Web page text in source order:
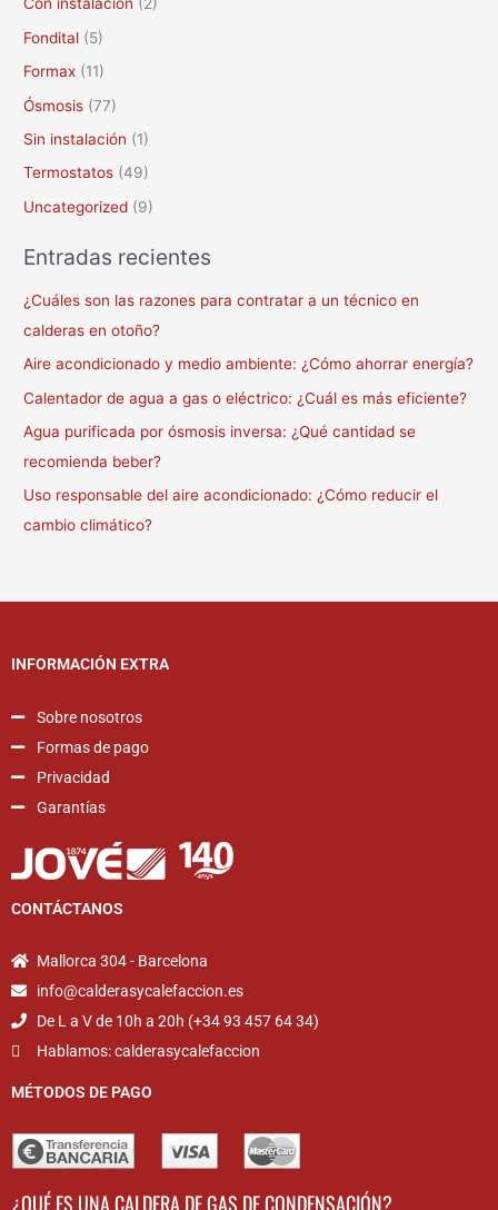
Con instalación (2)
Fondital (5)
Formax (11)
Ósmosis (77)
Sin instalación (1)
Termostatos (49)
Uncategorized (9)
Entradas recientes
¿Cuáles son las razones para contratar a un técnico en
calderas en otoño?
Aire acondicionado y medio ambiente: ¿Cómo ahorrar energía?
Calentador de agua a gas o eléctrico: ¿Cuál es más eficiente?
Agua purificada por ósmosis inversa: ¿Qué cantidad se
recomienda beber?
Uso responsable del aire acondicionado: ¿Cómo reducir el
cambio climático?
INFORMACIÓN EXTRA
Sobre nosotros
Formas de pago
Privacidad
Garantías
CONTÁCTANOS
Mallorca 304 - Barcelona
info@calderasycalefaccion.es
De L a V de 10h a 20h (+34 93 457 64 34)
Hablamos: calderasycalefaccion
MÉTODOS DE PAGO
¿QUÉ ES UNA CALDERA DE GAS DE CONDENSACIÓN?